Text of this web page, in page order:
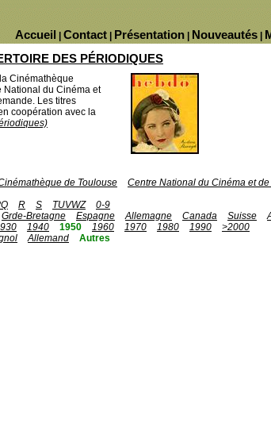
Nouveautés
Présentation
Contact
Accueil
DES PÉRIODIQUES
Cinémathèque
National du Cinéma et
Les titres
coopération avec la
de Toulouse
Centre National du Cinéma et
R S TUVWZ
0-9
Grde-Bretagne Espagne Allemagne Canada Suisse
1940 1950 1960 1970 1980 1990
>2000
Allemand
Autres